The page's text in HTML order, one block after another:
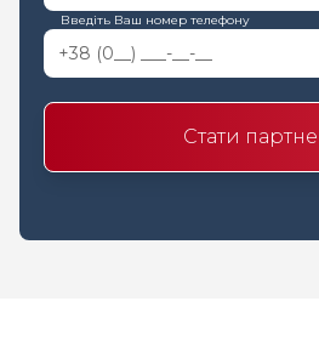
Введіть Ваш номер телефону
Стати